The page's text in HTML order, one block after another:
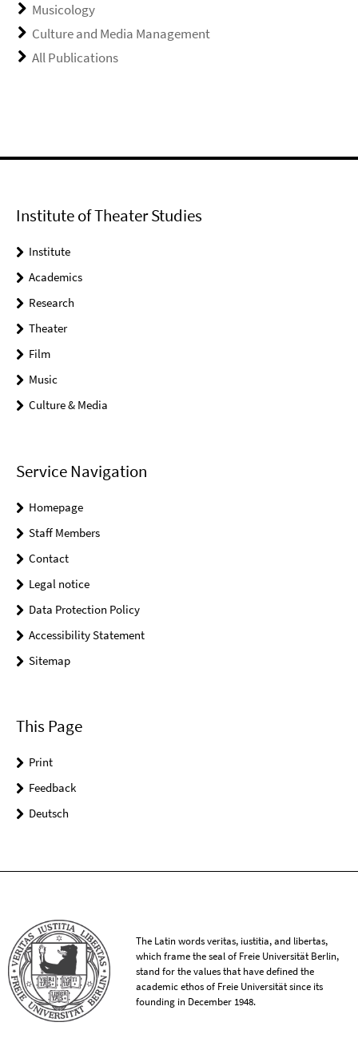
Musicology
Culture and Media Management
All Publications
Institute of Theater Studies
Institute
Academics
Research
Theater
Film
Music
Culture & Media
Service Navigation
Homepage
Staff Members
Contact
Legal notice
Data Protection Policy
Accessibility Statement
Sitemap
This Page
Print
Feedback
Deutsch
The Latin words veritas, iustitia, and libertas,
which frame the seal of Freie Universität Berlin,
stand for the values that have defined the
academic ethos of Freie Universität since its
founding in December 1948.